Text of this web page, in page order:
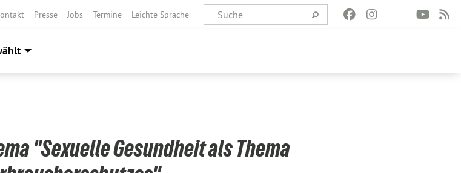
Presse Jobs Termine Leichte Sprache
"Sexuelle Gesundheit als Thema